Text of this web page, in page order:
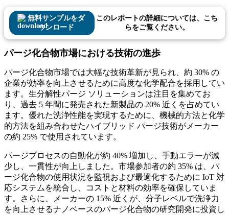
無料サンプルをダ
ウンロード
このレポートの詳細については、こち
らをご覧ください。
パージ化合物市場における技術の進歩
パージ化合物市場では大幅な技術革新が見られ、約 30% の
企業が効率を向上させるために高度な化学配合を採用してい
ます。生分解性パージ ソリューションは注目を集めてお
り、過去 5 年間に発売された新製品の 20% 近くを占めてい
ます。優れた洗浄性能を実現するために、機械的方法と化学
的方法を組み合わせたハイブリッド パージ技術がメーカー
の約 25% で使用されています。
パージプロセスの自動化が約 40% 増加し、手動エラーが減
少し、一貫性が向上しました。市場参加者の約 35% は、パ
ージ化合物の使用状況を監視および最適化するために IoT 対
応システムを統合し、コストと材料の効率を確保していま
す。さらに、メーカーの 15% 近くが、分子レベルで洗浄力
を向上させるナノベースのパージ化合物の研究開発に投資し